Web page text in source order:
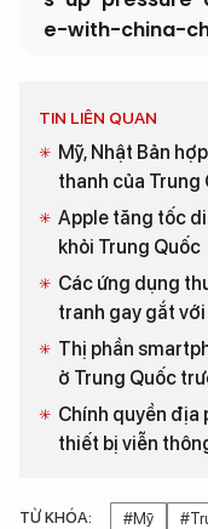
e-with-china-
TIN LIÊN QUAN
Mỹ, Nhật Bản
thanh của Trung
Apple tăng tốc
khỏi Trung Quốc
Các ứng dụng
tranh gay gắt
Thị phần
ở Trung Quốc
Chính quyền địa
thiết bị viễn
TỪ KHÓA: #Mỹ